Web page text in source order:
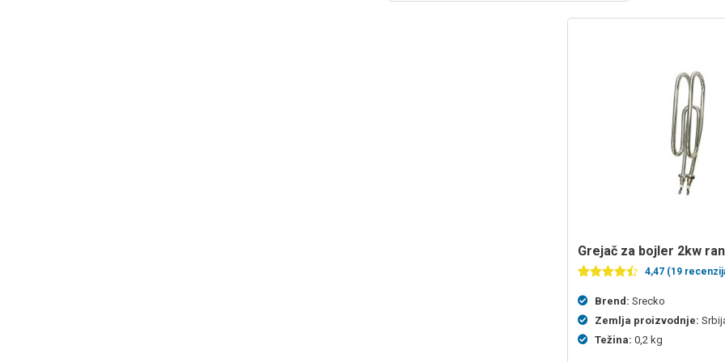
grejač za bojler 2kw
4.47od 5
osnovu
ocena
kupaca
4,47 (19
Brend: Srecko
Zemlja proizvodnje:
Težina: 0,2 kg